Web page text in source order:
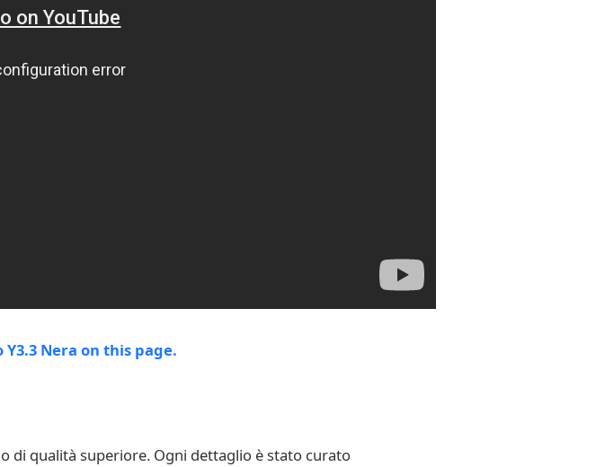
di qualità superiore. Ogni dettaglio è stato curato